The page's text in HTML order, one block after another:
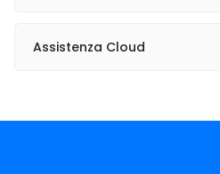
Assistenza Cloud